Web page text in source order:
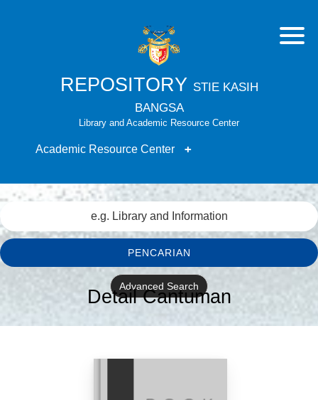
REPOSITORY STIE KASIH
BANGSA
Library and Academic Resource Center
Academic Resource Center
Detail Cantuman
PENCARIAN
Advanced Search